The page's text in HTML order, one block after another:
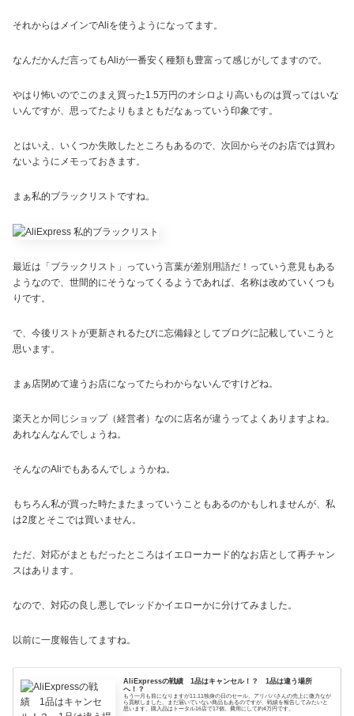
それからはメインでAliを使うようになってます。
なんだかんだ言ってもAliが一番安く種類も豊富って感じがしてますので。
やはり怖いのでこのまえ買った1.5万円のオシロより高いものは買ってはいな
いんですが、思ってたよりもまともだなぁっていう印象です。
とはいえ、いくつか失敗したところもあるので、次回からそのお店では買わ
ないようにメモっておきます。
まぁ私的ブラックリストですね。
最近は「ブラックリスト」っていう言葉が差別用語だ！っていう意見もある
ようなので、世間的にそうなってくるようであれば、名称は改めていくつも
りです。
で、今後リストが更新されるたびに忘備録としてブログに記載していこうと
思います。
まぁ店閉めて違うお店になってたらわからないんですけどね。
楽天とか同じショップ（経営者）なのに店名が違うってよくありますよね。
あれなんなんでしょうね。
そんなのAliでもあるんでしょうかね。
もちろん私が買った時たまたまっていうこともあるのかもしれませんが、私
は2度とそこでは買いません。
ただ、対応がまともだったところはイエローカード的なお店として再チャン
スはあります。
なので、対応の良し悪しでレッドかイエローかに分けてみました。
以前に一度報告してますね。
AliExpressの戦績 1品はキャンセル！？ 1品は違う場所
へ！？
もう一月も前になりますが11.11独身の日のセール。アリババさんの売上に微力なが
ら貢献しました。まだ届いていない商品もあるのですが、戦績を報告してみたいと
思います。購入品はトータル16店で17個。費用にして約4万円です。